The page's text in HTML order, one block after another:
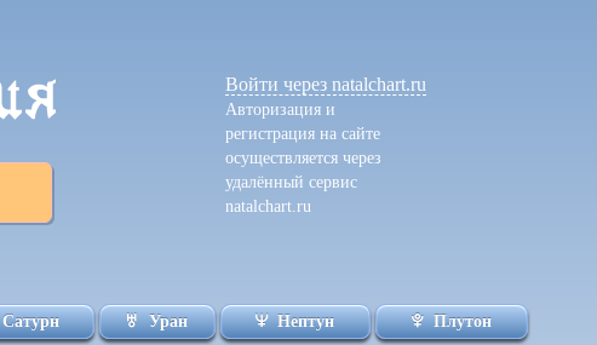
Войтичерез natalchart.ru
Авторизация и
регистрация на сайте
осуществляется через
удалённый сервис
natalchart.ru
Сатурн Уран Нептун Плутон